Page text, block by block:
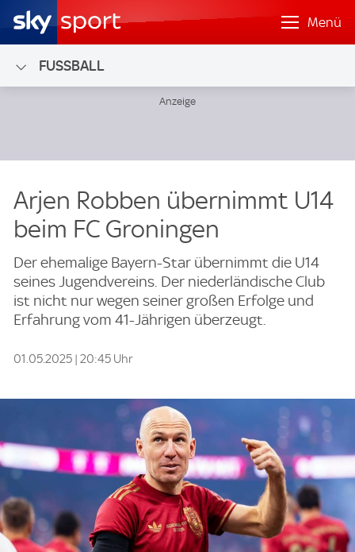
Menü
FUSSBALL
Arjen Robben übernimmt U14
beim FC Groningen
Der ehemalige Bayern-Star übernimmt die U14
seines Jugendvereins. Der niederländische Club
ist nicht nur wegen seiner großen Erfolge und
Erfahrung vom 41-Jährigen überzeugt.
01.05.2025 | 20:45 Uhr